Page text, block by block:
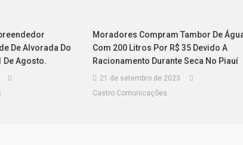
De Alvorada Do
De Agosto.
Moradores Compram Tambor De
Com 200 Litros Por R$ 35 Devido A
Racionamento Durante Seca No Piauí
21 de setembro de 2023
Castro Comunicações